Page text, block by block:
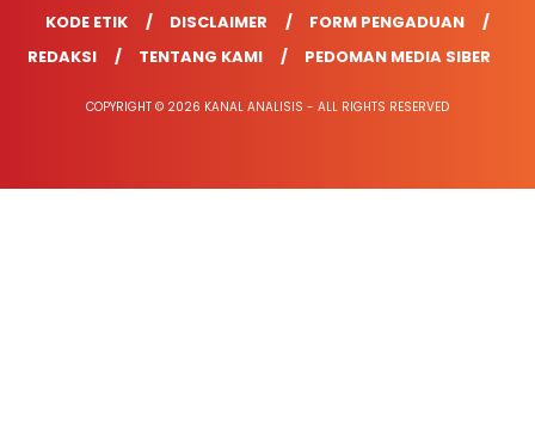
KODE ETIK
DISCLAIMER
FORM PENGADUAN
REDAKSI
TENTANG KAMI PEDOMAN MEDIA SIBER
COPYRIGHT © 2026 KANAL ANALISIS - ALL RIGHTS RESERVED